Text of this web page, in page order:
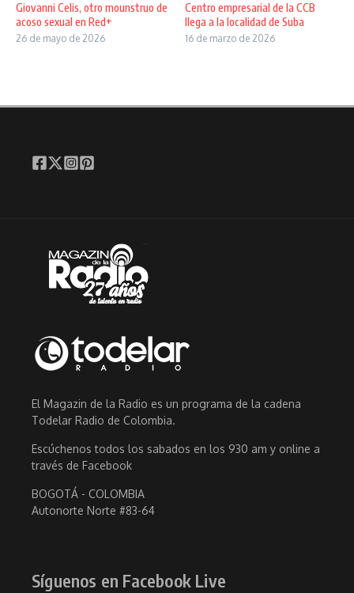
Giovanni Celis, otro mounstruo de
acoso sexual en Red+
26 de mayo de 2026
Centro empresarial de la CCB
llega a la localidad de Suba
16 de marzo de 2026
El Magazin de la Radio es un programa de la cadena
Todelar Radio de Colombia.
Escúchenos todos los sabados en los 930 am y online a
través de Facebook
BOGOTÁ - COLOMBIA
Autonorte Norte #83-64
Síguenos en Facebook Live